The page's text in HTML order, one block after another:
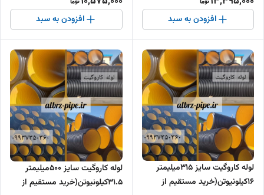
افزودن به سبد افزودن به سبد
لوله کاروگیت سایز 315میلیمتر
16کیلونیوتن(خرید مستقیم از
لوله کاروگیت سایز 500میلیمتر
31.5کیلونیوتن(خرید مستقیم از